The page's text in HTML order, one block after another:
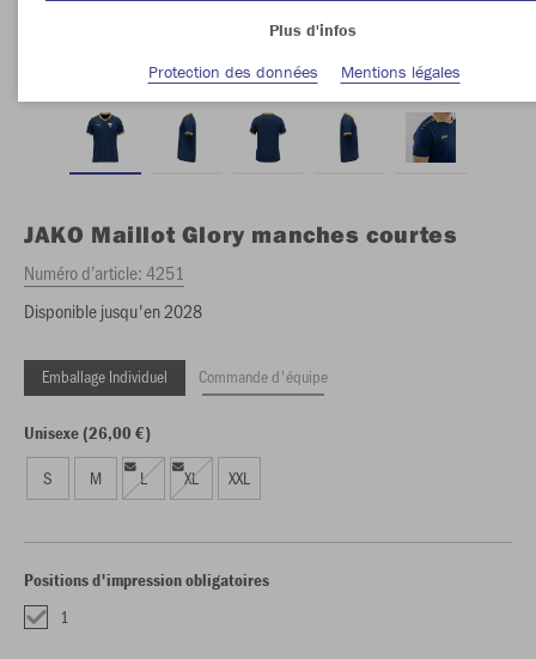
JAKO Maillot Glory manches courtes
Numéro d’article:4251
Disponible jusqu'en 2028
Emballage Individuel Commande d'équipe
Unisexe (26,00 €)
S M L XL XXL
Positions d'impression obligatoires
1
Plus d'infos
Protection des données
Mentions légales